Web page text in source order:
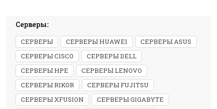
Серверы:
СЕРВЕРЫ СЕРВЕРЫ HUAWEI
СЕРВЕРЫ ASUS
СЕРВЕРЫ CISCO
СЕРВЕРЫ DELL
СЕРВЕРЫ HPE
СЕРВЕРЫ LENOVO
СЕРВЕРЫ RIKOR
СЕРВЕРЫ FUJITSU
СЕРВЕРЫ XFUSION
СЕРВЕРЫ GIGABYTE